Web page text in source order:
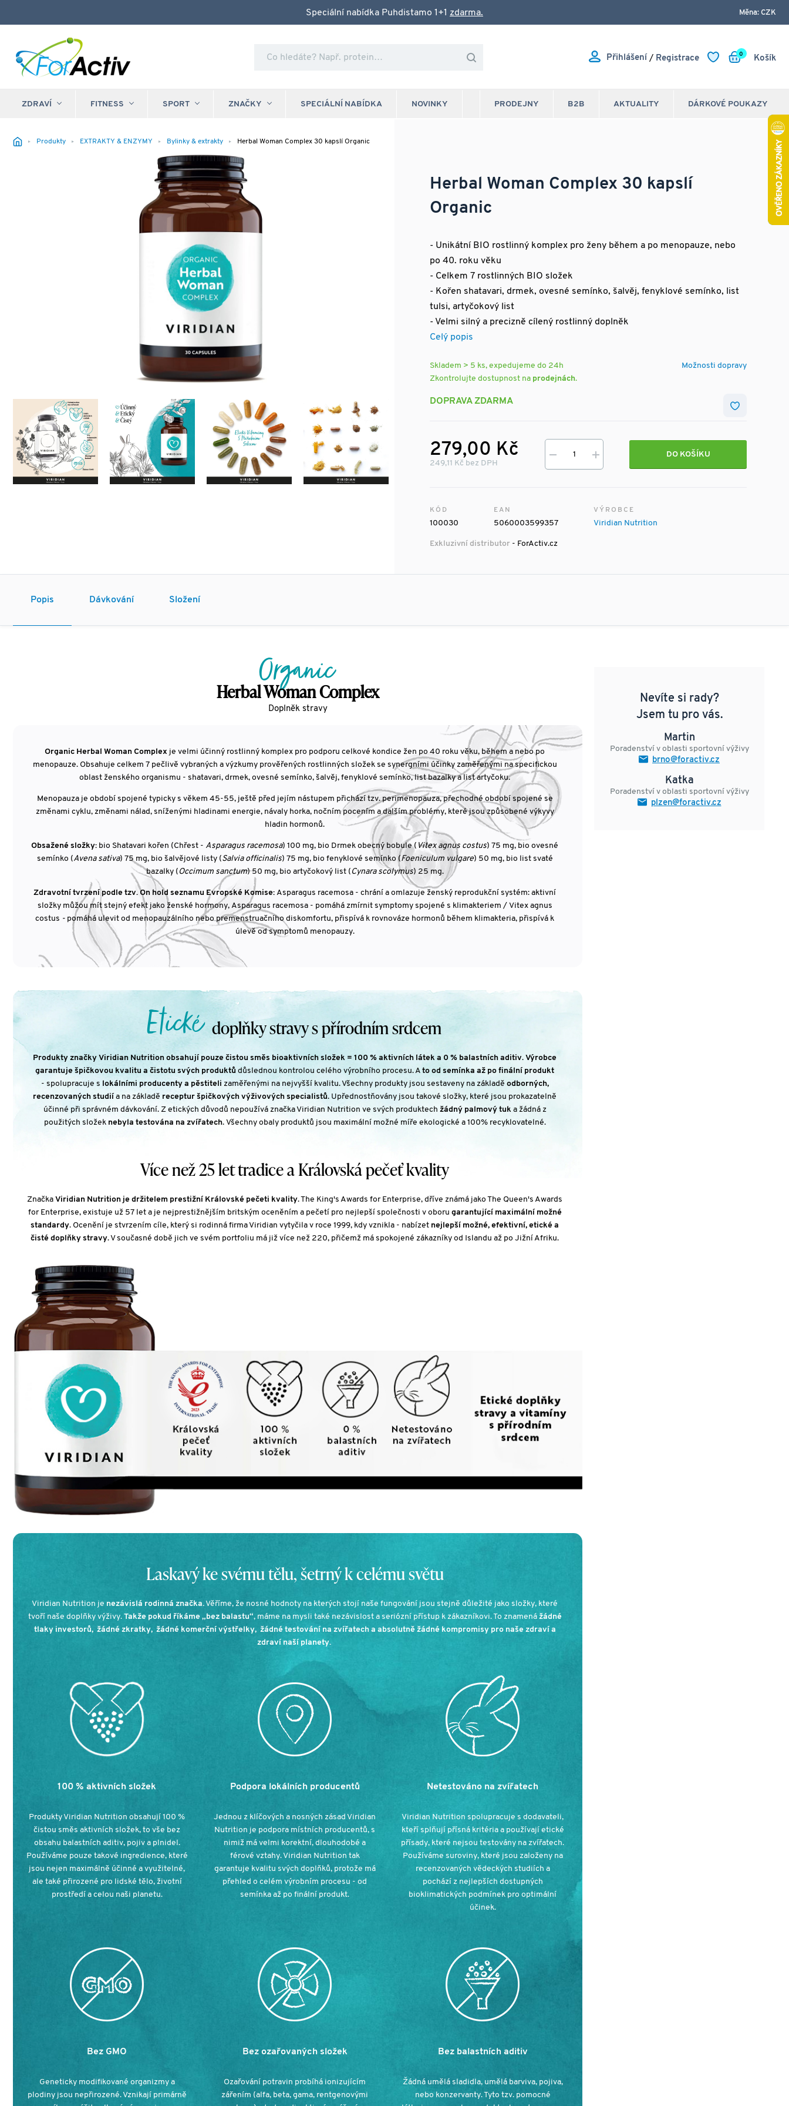
Speciální nabídka Puhdistamo 1+1 zdarma. Měna: CZK
Přihlášení / Registrace Košík
0
ZDRAVÍ FITNESS SPORT ZNAČKY SPECIÁLNÍ NABÍDKA NOVINKY DÁRKOVÉ POUKAZY
AKTUALITY
B2B
PRODEJNY
Produkty EXTRAKTY & ENZYMY Bylinky & extrakty Herbal Woman Complex 30 kapslí Organic
Herbal Woman Complex 30 kapslí
Organic
- Unikátní BIO rostlinný komplex pro ženy během a po menopauze, nebo
po 40. roku věku
- Celkem 7 rostlinných BIO složek
- Kořen shatavari, drmek, ovesné semínko, šalvěj, fenyklové semínko, list
tulsi, artyčokový list
- Velmi silný a precizně cílený rostlinný doplněk
Celý popis
Možnosti dopravy
Skladem > 5 ks, expedujeme do 24h
Zkontrolujte dostupnost na prodejnách.
DOPRAVA ZDARMA
279,00 Kč
249,11 Kč bez DPH
DO KOŠÍKU
KÓD
100030
EAN
5060003599357
VÝROBCE
Viridian Nutrition
Exkluzivní distributor - ForActiv.cz
Popis Dávkování Složení
Organic
Herbal Woman Complex
Doplněk stravy
Organic Herbal Woman Complex je velmi účinný rostlinný komplex pro podporu celkové kondice žen po 40 roku věku, během a nebo po
menopauze. Obsahuje celkem 7 pečlivě vybraných a výzkumy prověřených rostlinných složek se synergními účinky zaměřenými na specifickou
oblast ženského organismu - shatavari, drmek, ovesné semínko, šalvěj, fenyklové semínko, list bazalky a list artyčoku.
Menopauza je období spojené typicky s věkem 45-55, ještě před jejím nástupem přichází tzv. perimenopauza, přechodné období spojené se
změnami cyklu, změnami nálad, sníženými hladinami energie, návaly horka, nočním pocením a dalším problémy, které jsou způsobené výkyvy
hladin hormonů.
Obsažené složky: bio Shatavari kořen (Chřest - Asparagus racemosa) 100 mg, bio Drmek obecný bobule ( Vitex agnus costus) 75 mg, bio ovesné
semínko (Avena sativa) 75 mg, bio šalvějové listy (Salvia officinalis) 75 mg, bio fenyklové semínko (Foeniculum vulgare) 50 mg, bio list svaté
bazalky ( Occimum sanctum) 50 mg, bio artyčokový list ( Cynara scolymus) 25 mg.
Zdravotní tvrzení podle tzv. On hold seznamu Evropské Komise: Asparagus racemosa - chrání a omlazuje ženský reprodukční systém: aktivní
složky můžou mít stejný efekt jako ženské hormony, Asparagus racemosa - pomáhá zmírnit symptomy spojené s klimakteriem / Vitex agnus
costus - pomáhá ulevit od menopauzálního nebo premenstruačního diskomfortu, přispívá k rovnováze hormonů během klimakteria, přispívá k
úlevě od symptomů menopauzy.
Etickédoplňky stravy s přírodním srdcem
Produkty značky Viridian Nutrition obsahují pouze čistou směs bioaktivních složek = 100 % aktivních látek a 0 % balastních aditiv. Výrobce
garantuje špičkovou kvalitu a čistotu svých produktů důslednou kontrolou celého výrobního procesu. A to od semínka až po finální produkt
- spolupracuje s lokálními producenty a pěstiteli zaměřenými na nejvyšší kvalitu. Všechny produkty jsou sestaveny na základě odborných,
recenzovaných studií a na základě receptur špičkových výživových specialistů. Upřednostňovány jsou takové složky, které jsou prokazatelně
účinné při správném dávkování. Z etických důvodů nepoužívá značka Viridian Nutrition ve svých produktech žádný palmový tuka žádná z
použitých složek nebyla testována na zvířatech. Všechny obaly produktů jsou maximální možné míře ekologické a 100% recyklovatelné.
Více než 25 let tradice a Královská pečeť kvality
Značka Viridian Nutrition je držitelem prestižní Královské pečeti kvality. The King's Awards for Enterprise, dříve známá jako The Queen's Awards
for Enterprise, existuje už 57 let a je nejprestižnějším britským oceněním a pečetí pro nejlepší společnosti v oboru garantující maximální možné
standardy. Ocenění je stvrzením cíle, který si rodinná firma Viridian vytyčila v roce 1999, kdy vznikla - nabízet nejlepší možné, efektivní, etické a
čisté doplňky stravy. V současné době jich ve svém portfoliu má již více než 220, přičemž má spokojené zákazníky od Islandu až po Jižní Afriku.
Laskavý ke svému tělu, šetrný k celému světu
Viridian Nutrition je nezávislá rodinná značka.Věříme, že nosné hodnoty na kterých stojí naše fungování jsou stejně důležité jako složky, které
tvoří naše doplňky výživy. Takže pokud říkáme „bez balastu“, máme na mysli také nezávislost a seriózní přístup k zákazníkovi. To znamená žádné
tlaky investorů, žádné zkratky, žádné komerční výstřelky, žádné testování na zvířatech a absolutně žádné kompromisy pro naše zdraví a
zdraví naší planety.
100 % aktivních složek Podpora lokálních producentů Netestováno na zvířatech
Produkty Viridian Nutrition obsahují 100 %
čistou směs aktivních složek, to vše bez
obsahu balastních aditiv, pojiv a plnidel.
Používáme pouze takové ingredience, které
jsou nejen maximálně účinné a využitelné,
ale také přirozené pro lidské tělo, životní
prostředí a celou naši planetu.
Jednou z klíčových a nosných zásad Viridian
Nutrition je podpora místních producentů, s
nimiž má velmi korektní, dlouhodobé a
férové vztahy. Viridian Nutrition tak
garantuje kvalitu svých doplňků, protože má
přehled o celém výrobním procesu - od
semínka až po finální produkt.
Viridian Nutrition spolupracuje s dodavateli,
kteří splňují přísná kritéria a používají etické
přísady, které nejsou testovány na zvířatech.
Používáme suroviny, které jsou založeny na
recenzovaných vědeckých studiích a
pochází z nejlepších dostupných
bioklimatických podmínek pro optimální
účinek.
Bez GMO Bez ozařovaných složek Bez balastních aditiv
Geneticky modifikované organizmy a
plodiny jsou nepřirozené. Vznikají primárně
Ozařování potravin probíhá ionizujícím
zářením (alfa, beta, gama, rentgenovými
Žádná umělá sladidla, umělá barviva, pojiva,
nebo konzervanty. Tyto tzv. pomocné
Nevíte si rady?
Jsem tu pro vás.
Martin
Poradenství v oblasti sportovní výživy
brno@foractiv.cz
Katka
Poradenství v oblasti sportovní výživy
plzen@foractiv.cz